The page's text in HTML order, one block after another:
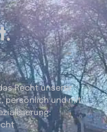
Recht unserer
persönlich und mit